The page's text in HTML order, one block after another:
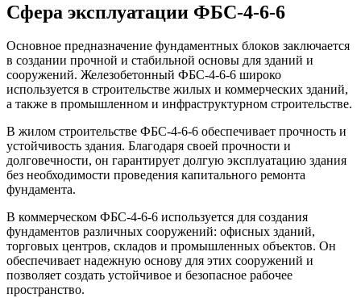
Сфера эксплуатации ФБС-4-6-6
Основное предназначение фундаментных блоков заключается
в создании прочной и стабильной основы для зданий и
сооружений. Железобетонный ФБС-4-6-6 широко
используется в строительстве жилых и коммерческих зданий,
а также в промышленном и инфраструктурном строительстве.
В жилом строительстве ФБС-4-6-6 обеспечивает прочность и
устойчивость здания. Благодаря своей прочности и
долговечности, он гарантирует долгую эксплуатацию здания
без необходимости проведения капитального ремонта
фундамента.
В коммерческом ФБС-4-6-6 используется для создания
фундаментов различных сооружений: офисных зданий,
торговых центров, складов и промышленных объектов. Он
обеспечивает надежную основу для этих сооружений и
позволяет создать устойчивое и безопасное рабочее
пространство.